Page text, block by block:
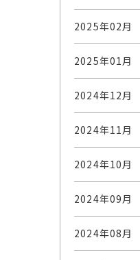
2025年02月
2025年01月
2024年12月
2024年11月
2024年10月
2024年09月
2024年08月